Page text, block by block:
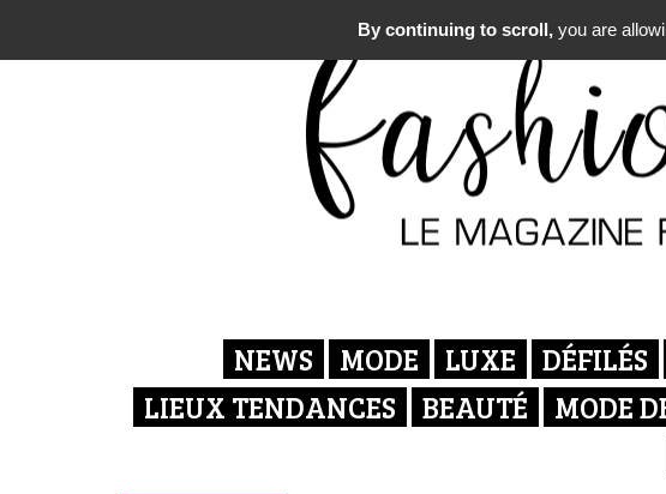
NEWS MODE LUXE DÉFILÉS
LIEUX TENDANCES
BEAUTÉ MODE
By continuing to scroll, you are